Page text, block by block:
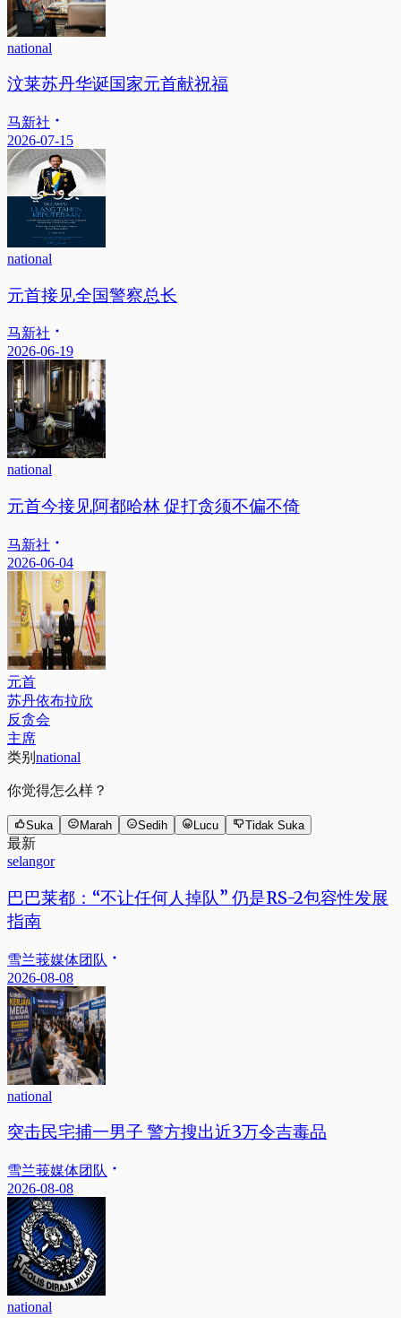
national
汶莱苏丹华诞国家元首献祝福
马新社
2026-07-15
national
元首接见全国警察总长
马新社
2026-06-19
national
元首今接见阿都哈林 促打贪须不偏不倚
马新社
2026-06-04
元首
苏丹依布拉欣
反贪会
主席
类别 national
你觉得怎么样？
Suka Marah Sedih Lucu Tidak Suka
最新
selangor
巴巴莱都：“不让任何人掉队” 仍是RS-2包容性发展
指南
雪兰莪媒体团队
2026-08-08
national
突击民宅捕一男子 警方搜出近3万令吉毒品
雪兰莪媒体团队
2026-08-08
national